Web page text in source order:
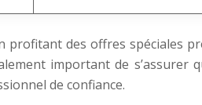
des offres spéciales
important de s’assurer
de confiance.